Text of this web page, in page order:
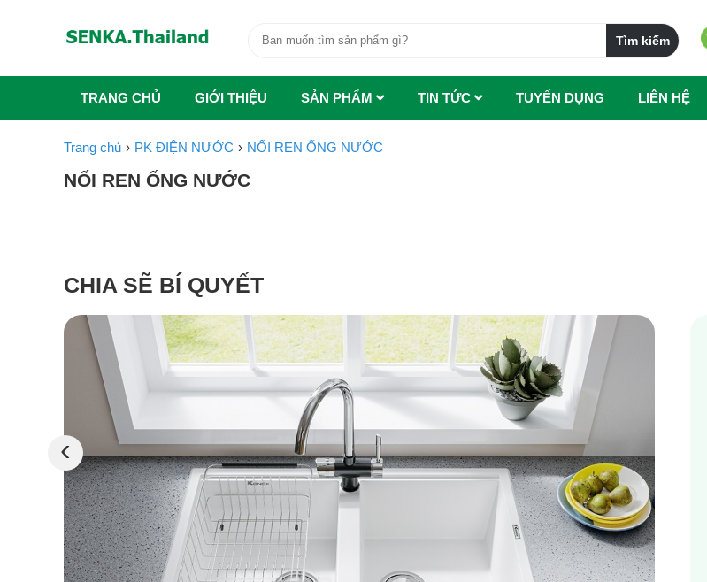
TRANG CHỦ GIỚI THIỆU SẢN PHẨM TIN TỨC TUYẾN DỤNG LIÊN HỆ
Trang chủ PK ĐIỆN NƯỚC NỐI REN ỐNG NƯỚC
NỐI REN ỐNG NƯỚC
CHIA SẼ BÍ QUYẾT
‹